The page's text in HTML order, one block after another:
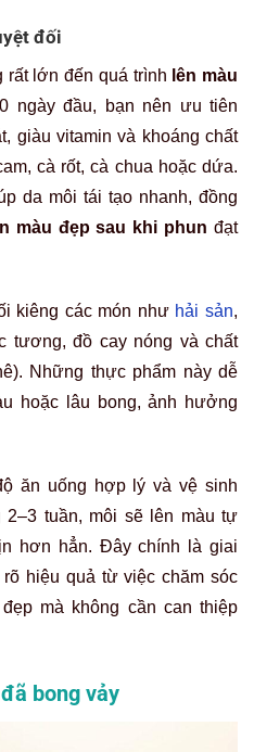
đối
lớn đến quá trình lên màu
ngày đầu, bạn nên ưu tiên
giàu vitamin và khoáng chất
cà rốt, cà chua hoặc dứa.
da môi tái tạo nhanh, đồng
màu đẹp sau khi phun đạt
kiêng các món như hải sản,
tương, đồ cay nóng và chất
Những thực phẩm này dễ
hoặc lâu bong, ảnh hưởng
ăn uống hợp lý và vệ sinh
2–3 tuần, môi sẽ lên màu tự
hơn hẳn. Đây chính là giai
hiệu quả từ việc chăm sóc
mà không cần can thiệp
bong vảy